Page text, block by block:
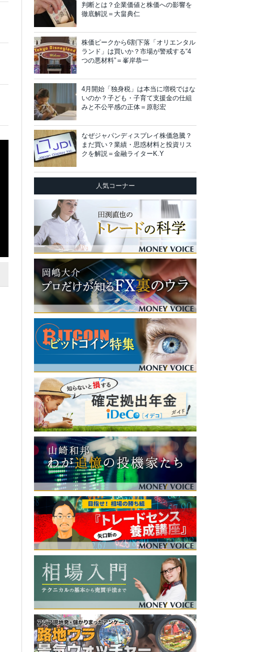
判断とは？企業価値と株価への影響を
徹底解説＝大畠典仁
株価ピークから6割下落「オリエンタル
ランド」は買いか？市場が警戒する“4
つの悪材料”＝峯岸恭一
4月開始「独身税」は本当に増税ではな
いのか？子ども・子育て支援金の仕組
みと不公平感の正体＝原彰宏
なぜジャパンディスプレイ株価急騰？
まだ買い？業績・思惑材料と投資リス
クを解説＝金融ライターK.Y
人気コーナー